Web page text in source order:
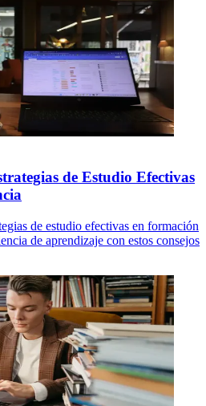
de Estudio Efectivas
de estudio efectivas en formación
de aprendizaje con estos consejos